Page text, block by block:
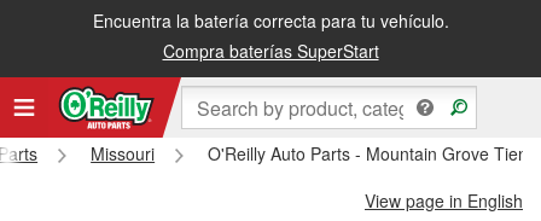
Encuentra la batería correcta para tu vehículo.
Compra baterías SuperStart
Recibe tu orden gratis al día siguiente o recógela en la tienda
Missouri
O'Reilly Auto Parts - Mountain Grove
View page in English